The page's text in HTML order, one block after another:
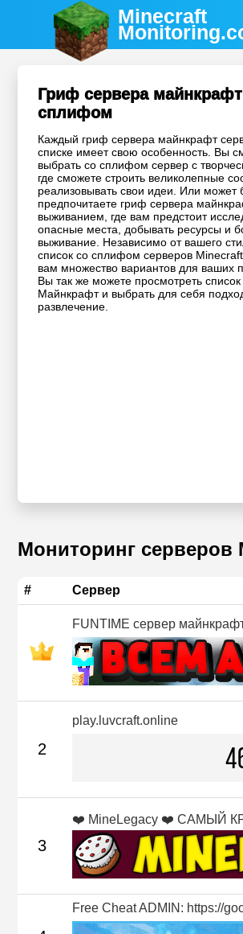
Minecraft
Monitoring
Гриф сервера
сплифом
Каждый гриф сервера майнкрафт
списке имеет свою особенность. Вы
выбрать со сплифом сервер с
где сможете строить великолепные
реализовывать свои идеи. Или может
предпочитаете гриф сервера
выживанием, где вам предстоит
опасные места, добывать ресурсы и
выживание. Независимо от вашего
список со сплифом серверов
вам множество вариантов для ваших
Вы так же можете просмотреть
Майнкрафт и выбрать для себя
развлечение.
Мониторинг серверов
# Сервер
FUNTIME сервер
2
play.luvcraft.online
3
❤️ MineLegacy ❤️ САМЫЙ
Free Cheat ADMIN: https://